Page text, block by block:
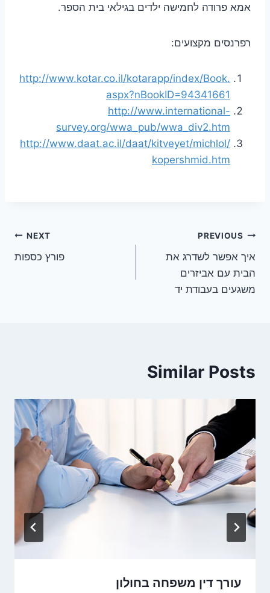
אמא פרודה לחמישה ילדים בגילאי בית הספר.
רפרנסים מקצועים:
http://www.kotar.co.il/kotarapp/index/Book.
aspx?nBookID=94341661
http://www.international-
survey.org/wwa_pub/wwa_div2.htm
http://www.daat.ac.il/daat/kitveyet/michlol/
kopershmid.htm
ניווט
PREVIOUS
איך אפשר לשדרג את
הבית עם אביזרים
משגעים בעבודת יד
NEXT
פורץ כספות
Similar Posts
עורך דין משפחה בחולון